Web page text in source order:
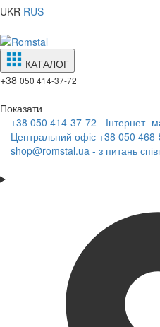
UKR RUS
КАТАЛОГ
+38 050 414-37-72
Показати
+38 050 414-37-72 - Інтернет-
Центральний офіс +38 050
shop@romstal.ua - з питань